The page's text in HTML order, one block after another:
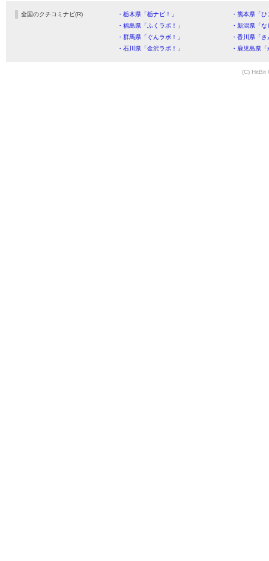
全国のクチコミナビ(R) ・栃木県「栃ナビ！」
・熊本県「
・福島県「ふくラボ！」
・新潟県「
・群馬県「ぐんラボ！」
・香川県「
・石川県「金沢ラボ！」
・鹿児島県
(C) HitBit